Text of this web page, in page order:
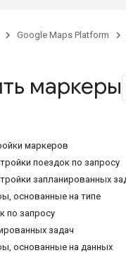
Google Maps Platform
маркеры
маркеров
поездок по запросу
запланированных
основанные на типе
по запросу
задач
основанные на данных